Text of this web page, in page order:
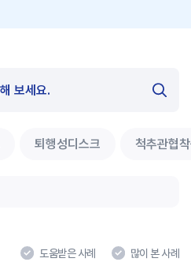
퇴행성디스크 척추관협
도움받은 사례 많이 본 사례